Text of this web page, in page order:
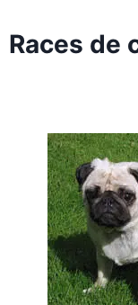
Races de